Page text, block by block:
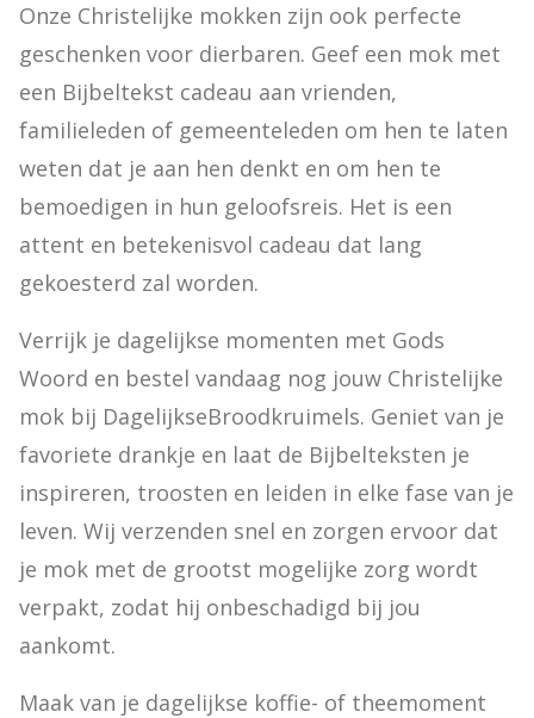
Onze Christelijke mokken zijn ook perfecte
geschenken voor dierbaren. Geef een mok met
een Bijbeltekst cadeau aan vrienden,
familieleden of gemeenteleden om hen te laten
weten dat je aan hen denkt en om hen te
bemoedigen in hun geloofsreis. Het is een
attent en betekenisvol cadeau dat lang
gekoesterd zal worden.
Verrijk je dagelijkse momenten met Gods
Woord en bestel vandaag nog jouw Christelijke
mok bij DagelijkseBroodkruimels. Geniet van je
favoriete drankje en laat de Bijbelteksten je
inspireren, troosten en leiden in elke fase van je
leven. Wij verzenden snel en zorgen ervoor dat
je mok met de grootst mogelijke zorg wordt
verpakt, zodat hij onbeschadigd bij jou
aankomt.
Maak van je dagelijkse koffie- of theemoment